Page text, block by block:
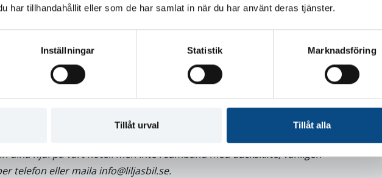
har tillhandahållit eller som de har samlat in när du har använt deras tjänster.
Inställningar Statistik Marknadsföring
Tillåt urval Tillåt alla
din tid aktiveras din plats i vårt däckhotell.
“Jag önskar även förvaring av mina hjul i ert däckhotell”isteg 3av
du vill förvara
sker i samband med däckskiftet
och gäller per säsong.
dina hjul på vårt hotell men inte i samband med däckskifte, vänligen
telefon eller maila info@liljasbil.se.